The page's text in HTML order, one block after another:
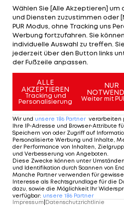
Tarolis sichern. Der
Zalgiris Kaunas unter
Draskovic (FC Barcelona)
von einem EuroLeague-
spielberechtigt und soll am
Gmunden auflaufen.
Mehr zum Thema
Wählen Sie [Alle Akzeptieren] um
und Diensten zuzustimmen oder
PUR Modus, ohne Tracking uns
Werbung fortzufahren. Sie
individuelle Auswahl zu treffen.
jederzeit über den Button links
der Fußzeile anpassen.
ALLE
AKZEPTIEREN
Tracking und
Personalisierung
NUR
Weiter mit
Wir und unsere 186 Partner verarbeiten
Ihre IP-Adresse und Browser-Attribute
Speichern von oder Zugriff auf
Personalisierte Werbung und Inhalte,
der Performance von Inhalten,
und Verbesserung von Angeboten.
Diese Zwecke können unter
und Identifikation durch Scannen von
Manche Partner verwenden für
Interesse als Rechtsgrundlage für die
dazu, sowie die Möglichkeit Ihr
verfügbar: unsere 186 Partner
Impressum Datenschutzrichtlinie